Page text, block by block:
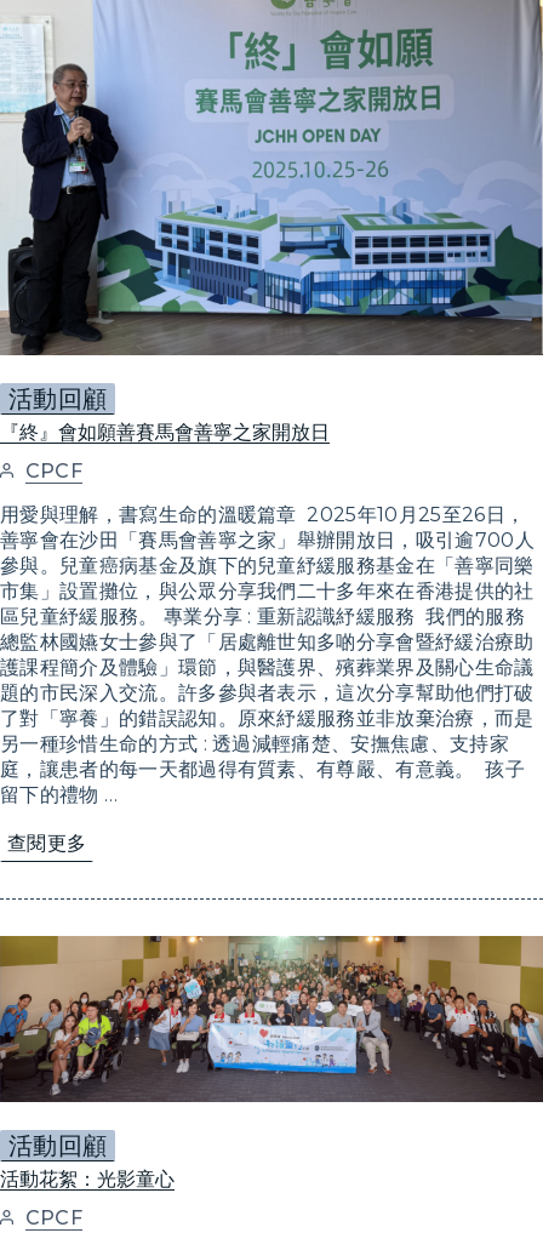
活動回顧
『終』會如願善賽馬會善寧之家開放日
CPCF
用愛與理解，書寫生命的溫暖篇章 2025年10月25至26日，
善寧會在沙田「賽馬會善寧之家」舉辦開放日，吸引逾700人
參與。兒童癌病基金及旗下的兒童紓緩服務基金在「善寧同樂
市集」設置攤位，與公眾分享我們二十多年來在香港提供的社
區兒童紓緩服務。 專業分享 : 重新認識紓緩服務 我們的服務
總監林國嬿女士參與了「居處離世知多啲分享會暨紓緩治療助
護課程簡介及體驗」環節，與醫護界、殯葬業界及關心生命議
題的市民深入交流。許多參與者表示，這次分享幫助他們打破
了對「寧養」的錯誤認知。原來紓緩服務並非放棄治療，而是
另一種珍惜生命的方式 : 透過減輕痛楚、安撫焦慮、支持家
庭，讓患者的每一天都過得有質素、有尊嚴、有意義。 孩子
留下的禮物 …
查閱更多
活動回顧
活動花絮：光影童心
CPCF